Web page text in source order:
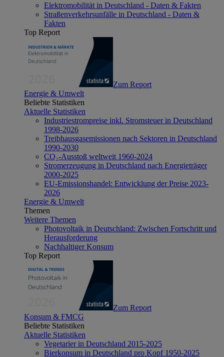
Elektromobilität in Deutschland - Daten & Fakten
Straßenverkehrsunfälle in Deutschland - Daten &
Fakten
Top Report
Zum Report
Energie & Umwelt
Beliebte Statistiken
Aktuelle Statistiken
Industriestrompreise inkl. Stromsteuer in Deutschland
1998-2026
Treibhausgasemissionen nach Sektoren in Deutschland
1990-2030
CO₂-Ausstoß weltweit 1960-2024
Stromerzeugung in Deutschland nach Energieträger
2000-2025
EU-Emissionshandel: Entwicklung der Preise 2023-
2026
Energie & Umwelt
Themen
Weitere Themen
Photovoltaik in Deutschland: Zwischen Fortschritt und
Herausforderung
Nachhaltiger Konsum
Top Report
Zum Report
Konsum & FMCG
Beliebte Statistiken
Aktuelle Statistiken
Vegetarier in Deutschland 2015-2025
Bierkonsum in Deutschland pro Kopf 1950-2025